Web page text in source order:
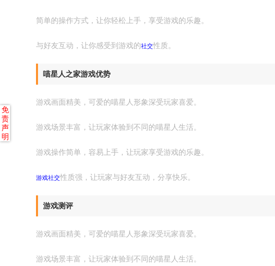
简单的操作方式，让你轻松上手，享受游戏的乐趣。
与好友互动，让你感受到游戏的社交性质。
喵星人之家游戏优势
游戏画面精美，可爱的喵星人形象深受玩家喜爱。
游戏场景丰富，让玩家体验到不同的喵星人生活。
游戏操作简单，容易上手，让玩家享受游戏的乐趣。
游戏社交性质强，让玩家与好友互动，分享快乐。
游戏测评
游戏画面精美，可爱的喵星人形象深受玩家喜爱。
游戏场景丰富，让玩家体验到不同的喵星人生活。
免
责
声
明